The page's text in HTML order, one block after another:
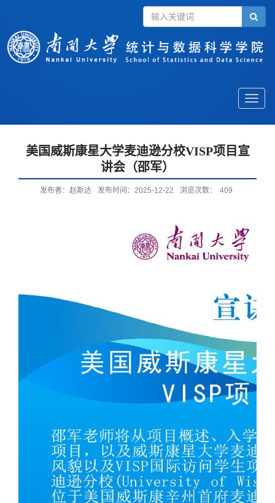
Toggle
美国威斯康星大学麦迪逊分校VISP项目宣
讲会（邵军）
发布者：赵斯达 发布时间：2025-12-22 浏览次数： 409